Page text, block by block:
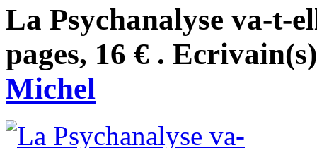
La Psychanalyse va-t-
pages, 16 € .
Michel